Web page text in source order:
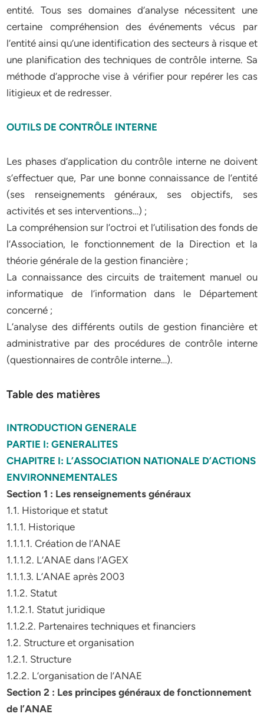
entité. Tous ses domaines d’analyse nécessitent une
certaine compréhension des événements vécus par
l’entité ainsi qu’une identification des secteurs à risque et
une planification des techniques de contrôle interne. Sa
méthode d’approche vise à vérifier pour repérer les cas
litigieux et de redresser.
OUTILS DE CONTRÔLE INTERNE
Les phases d’application du contrôle interne ne doivent
s’effectuer que, Par une bonne connaissance de l’entité
(ses renseignements généraux, ses objectifs, ses
activités et ses interventions…) ;
La compréhension sur l’octroi et l’utilisation des fonds de
l’Association, le fonctionnement de la Direction et la
théorie générale de la gestion financière ;
La connaissance des circuits de traitement manuel ou
informatique de l’information dans le Département
concerné ;
L’analyse des différents outils de gestion financière et
administrative par des procédures de contrôle interne
(questionnaires de contrôle interne…).
Table des matières
INTRODUCTION GENERALE
PARTIE I: GENERALITES
CHAPITRE I: L’ASSOCIATION NATIONALE D’ACTIONS
ENVIRONNEMENTALES
Section 1 : Les renseignements généraux
1.1. Historique et statut
1.1.1. Historique
1.1.1.1. Création de l’ANAE
1.1.1.2. L’ANAE dans l’AGEX
1.1.1.3. L’ANAE après 2003
1.1.2. Statut
1.1.2.1. Statut juridique
1.1.2.2. Partenaires techniques et financiers
1.2. Structure et organisation
1.2.1. Structure
1.2.2. L’organisation de l’ANAE
Section 2 : Les principes généraux de fonctionnement
de l’ANAE